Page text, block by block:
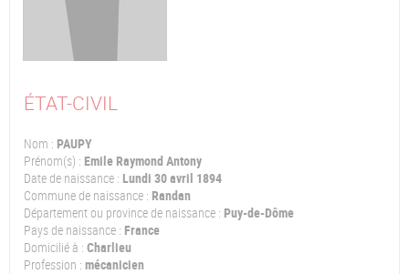
ÉTAT-CIVIL
Nom : PAUPY
Prénom(s) : Emile Raymond Antony
Date de naissance : Lundi 30 avril 1894
Commune de naissance : Randan
Département ou province de naissance : Puy-de-Dôme
Pays de naissance : France
Domicilié à : Charlieu
Profession : mécanicien